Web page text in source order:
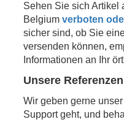
Sehen Sie sich Artikel
Belgium verboten
sicher sind, ob Sie
versenden können,
Informationen an Ihr
Unsere
Wir geben gerne
Support geht, und